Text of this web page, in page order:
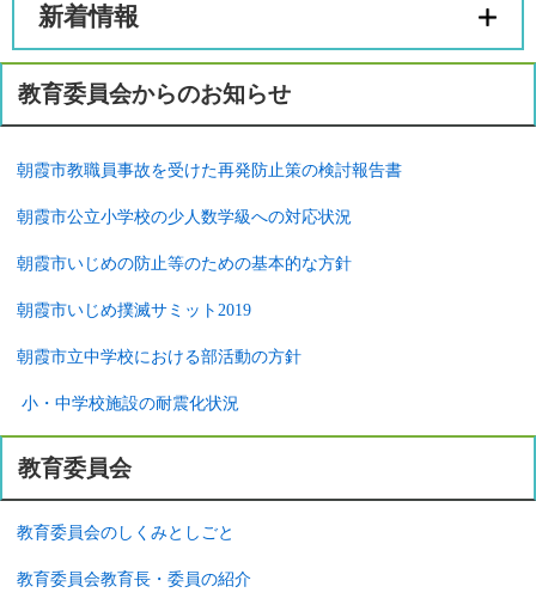
新着情報
教育委員会からのお知らせ
朝霞市教職員事故を受けた再発防止策の検討報告書
朝霞市公立小学校の少人数学級への対応状況
朝霞市いじめの防止等のための基本的な方針
朝霞市いじめ撲滅サミット2019
朝霞市立中学校における部活動の方針
小・中学校施設の耐震化状況
教育委員会
教育委員会のしくみとしごと
教育委員会教育長・委員の紹介